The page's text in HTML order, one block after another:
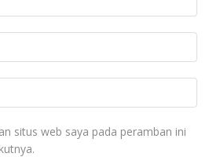
situs web saya pada peramban ini